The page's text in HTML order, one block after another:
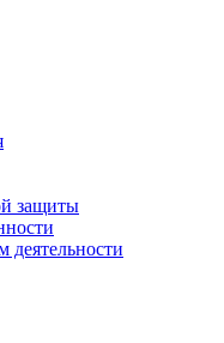
защиты
деятельности